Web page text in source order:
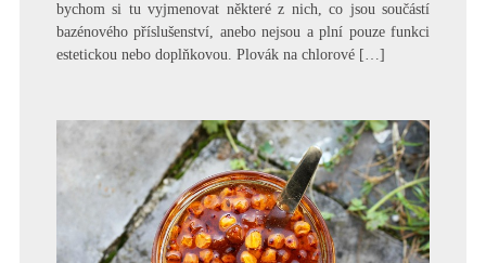
bychom si tu vyjmenovat některé z nich, co jsou součástí
bazénového příslušenství, anebo nejsou a plní pouze funkci
estetickou nebo doplňkovou. Plovák na chlorové […]